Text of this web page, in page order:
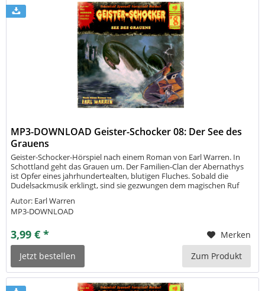
MP3-DOWNLOAD Geister-Schocker 08: Der See des
Grauens
Geister-Schocker-Hörspiel nach einem Roman von Earl Warren. In
Schottland geht das Grauen um. Der Familien-Clan der Abernathys
ist Opfer eines jahrhundertealten, blutigen Fluches. Sobald die
Dudelsackmusik erklingt, sind sie gezwungen dem magischen Ruf
sich...
Autor: Earl Warren
MP3-DOWNLOAD
3,99 € *
Merken
Jetzt bestellen
Zum Produkt